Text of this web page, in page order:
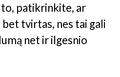
to, patikrinkite, ar
tvirtas, nes tai gali
net ir ilgesnio